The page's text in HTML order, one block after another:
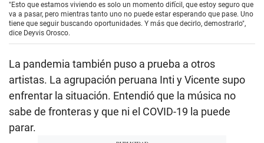
"Esto que estamos viviendo es solo un momento difícil, que estoy seguro que
va a pasar, pero mientras tanto uno no puede estar esperando que pase. Uno
tiene que seguir buscando oportunidades. Y más que decirlo, demostrarlo",
dice Deyvis Orosco.
La pandemia también puso a prueba a otros
artistas. La agrupación peruana Inti y Vicente supo
enfrentar la situación. Entendió que la música no
sabe de fronteras y que ni el COVID-19 la puede
parar.